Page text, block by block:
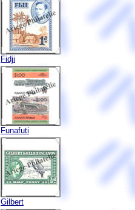
Fidji
Funafuti
Gilbert